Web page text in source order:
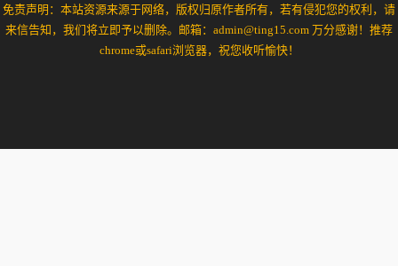
免责声明：本站资源来源于网络，版权归原作者所有，若有侵犯您的权利，请
来信告知，我们将立即予以删除。邮箱：admin@ting15.com 万分感谢！推荐
chrome或safari浏览器，祝您收听愉快！